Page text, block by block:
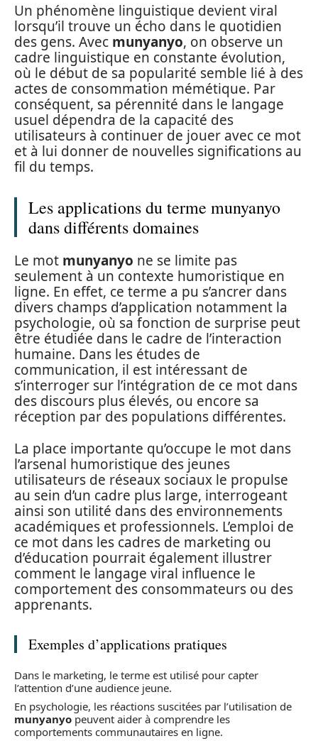
Un phénomène linguistique devient viral
lorsqu’il trouve un écho dans le quotidien
des gens. Avec munyanyo, on observe un
cadre linguistique en constante évolution,
où le début de sa popularité semble lié à des
actes de consommation mémétique. Par
conséquent, sa pérennité dans le langage
usuel dépendra de la capacité des
utilisateurs à continuer de jouer avec ce mot
et à lui donner de nouvelles significations au
fil du temps.
Les applications du terme munyanyo
dans différents domaines
Le mot munyanyo ne se limite pas
seulement à un contexte humoristique en
ligne. En effet, ce terme a pu s’ancrer dans
divers champs d’application notamment la
psychologie, où sa fonction de surprise peut
être étudiée dans le cadre de l’interaction
humaine. Dans les études de
communication, il est intéressant de
s’interroger sur l’intégration de ce mot dans
des discours plus élevés, ou encore sa
réception par des populations différentes.
La place importante qu’occupe le mot dans
l’arsenal humoristique des jeunes
utilisateurs de réseaux sociaux le propulse
au sein d’un cadre plus large, interrogeant
ainsi son utilité dans des environnements
académiques et professionnels. L’emploi de
ce mot dans les cadres de marketing ou
d’éducation pourrait également illustrer
comment le langage viral influence le
comportement des consommateurs ou des
apprenants.
Exemples d’applications pratiques
Dans le marketing, le terme est utilisé pour capter
l’attention d’une audience jeune.
En psychologie, les réactions suscitées par l’utilisation de
munyanyo peuvent aider à comprendre les
comportements communautaires en ligne.